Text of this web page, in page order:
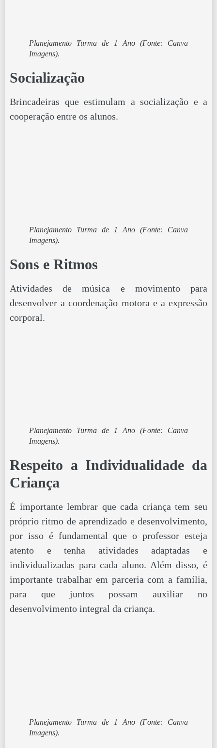
Planejamento Turma de 1 Ano (Fonte: Canva
Imagens).
Socialização
Brincadeiras que estimulam a socialização e a
cooperação entre os alunos.
Planejamento Turma de 1 Ano (Fonte: Canva
Imagens).
Sons e Ritmos
Atividades de música e movimento para
desenvolver a coordenação motora e a expressão
corporal.
Planejamento Turma de 1 Ano (Fonte: Canva
Imagens).
Respeito a Individualidade da
Criança
É importante lembrar que cada criança tem seu
próprio ritmo de aprendizado e desenvolvimento,
por isso é fundamental que o professor esteja
atento e tenha atividades adaptadas e
individualizadas para cada aluno. Além disso, é
importante trabalhar em parceria com a família,
para que juntos possam auxiliar no
desenvolvimento integral da criança.
Planejamento Turma de 1 Ano (Fonte: Canva
Imagens).